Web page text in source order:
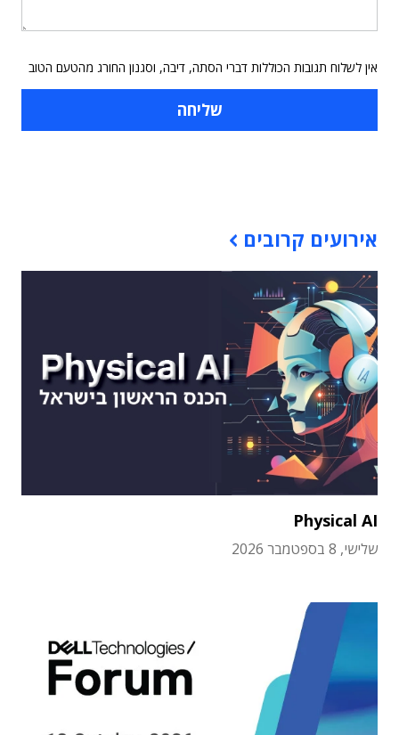
אין לשלוח תגובות הכוללות דברי הסתה, דיבה, וסגנון החורג מהטעם הטוב
אירועים קרובים
Physical AI
שלישי, 8 בספטמבר 2026